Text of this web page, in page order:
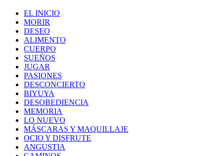
EL INICIO
MORIR
DESEO
ALIMENTO
CUERPO
SUEÑOS
JUGAR
PASIONES
DESCONCIERTO
BIYUYA
DESOBEDIENCIA
MEMORIA
LO NUEVO
MÁSCARAS Y MAQUILLAJE
OCIO Y DISFRUTE
ANGUSTIA